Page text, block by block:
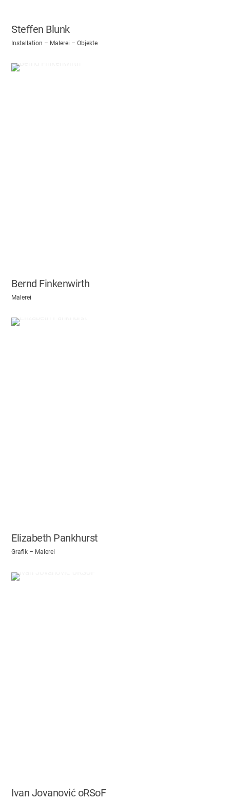
Steffen Blunk
Installation – Malerei – Objekte
Bernd Finkenwirth
Malerei
Elizabeth Pankhurst
Grafik – Malerei
Ivan Jovanović oRSoF